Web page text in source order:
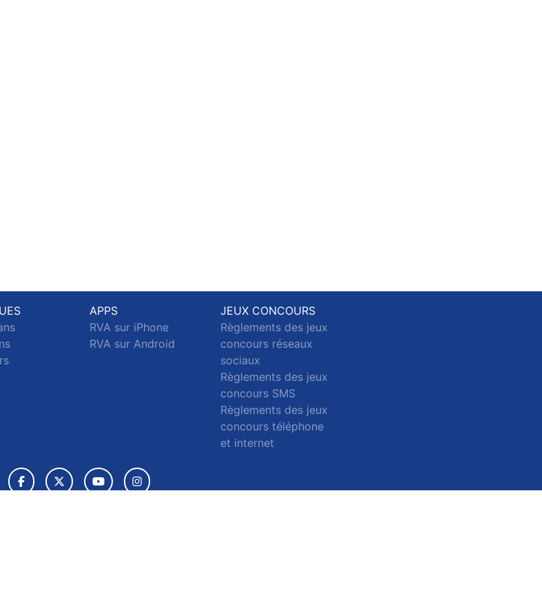
APPS
RVA sur iPhone
RVA sur Android
JEUX CONCOURS
Règlements des jeux
concours réseaux
sociaux
Règlements des jeux
concours SMS
Règlements des jeux
concours téléphone
et internet